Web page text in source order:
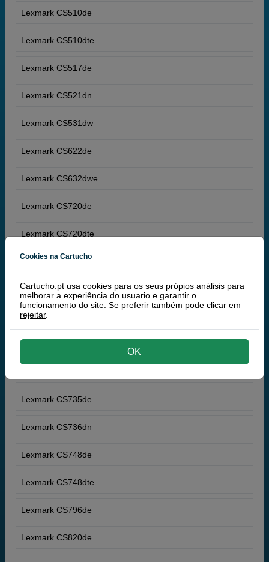
Lexmark CS510de
Lexmark CS510dte
Lexmark CS517de
Lexmark CS521dn
Lexmark CS531dw
Lexmark CS622de
Lexmark CS632dwe
Lexmark CS720de
Lexmark CS720dte
Lexmark CS725de
Lexmark CS725dte
Lexmark CS727de
Lexmark CS735de
Lexmark CS736dn
Lexmark CS748de
Lexmark CS748dte
Lexmark CS796de
Lexmark CS820de
Cookies na Cartucho
Cartucho.pt usa cookies para os seus própios análisis para
melhorar a experiência do usuario e garantir o
funcionamento do site. Se preferir também pode clicar em
rejeitar.
OK